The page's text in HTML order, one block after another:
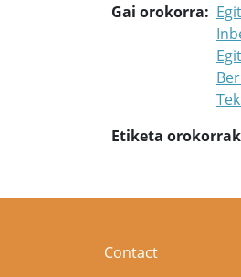
Gai orokorra
Etiketa orokorrak
Contact